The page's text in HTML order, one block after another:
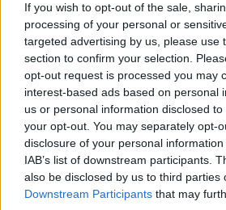
If you wish to opt-out of the sale,
processing of your personal or
targeted advertising by us, please use
section to confirm your selection.
opt-out request is processed you may
interest-based ads based on personal
us or personal information disclosed
your opt-out. You may separately opt-
disclosure of your personal
IAB’s list of downstream participants.
also be disclosed by us to third parties
Downstream Participants that may
ΥΓΕΙΑ 27/05/2020 11:41
Επιστροφή στην
προληπτικού ελέγχου για
Ιατρικού Αθηνών